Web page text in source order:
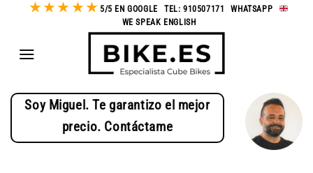
★★ ★ ★★ 5/5 EN GOOGLE TEL: 910507171 -WHATSAPP
WE SPEAK ENGLISH
Soy Miguel. Te garantizo el mejor
precio. Contáctame